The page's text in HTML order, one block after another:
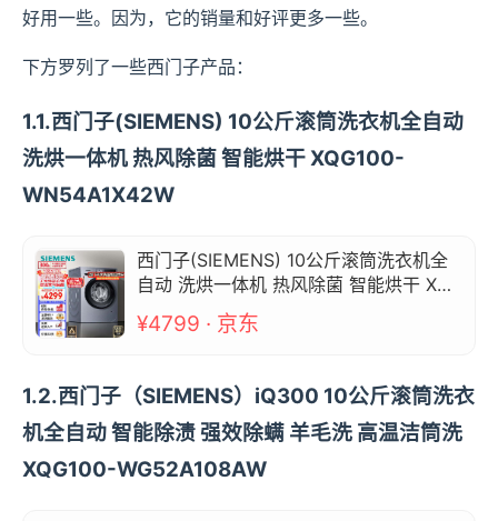
好用一些。因为，它的销量和好评更多一些。
下方罗列了一些西门子产品：
1.1.西门子(SIEMENS) 10公斤滚筒洗衣机全自动
洗烘一体机 热风除菌 智能烘干 XQG100-
WN54A1X42W
西门子(SIEMENS) 10公斤滚筒洗衣机全
自动 洗烘一体机 热风除菌 智能烘干 XQG
100-WN54A1X42W
¥4799 · 京东
1.2.西门子（SIEMENS）iQ300 10公斤滚筒洗衣
机全自动 智能除渍 强效除螨 羊毛洗 高温洁筒洗
XQG100-WG52A108AW